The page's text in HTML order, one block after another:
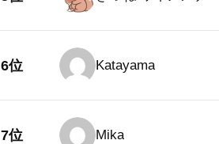
6位 Katayama
7位 Mika